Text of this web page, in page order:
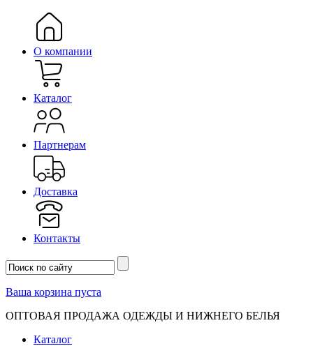
О компании
Каталог
Партнерам
Доставка
Контакты
Ваша корзина пуста
ОПТОВАЯ ПРОДАЖА ОДЕЖДЫ И НИЖНЕГО БЕЛЬЯ
Каталог